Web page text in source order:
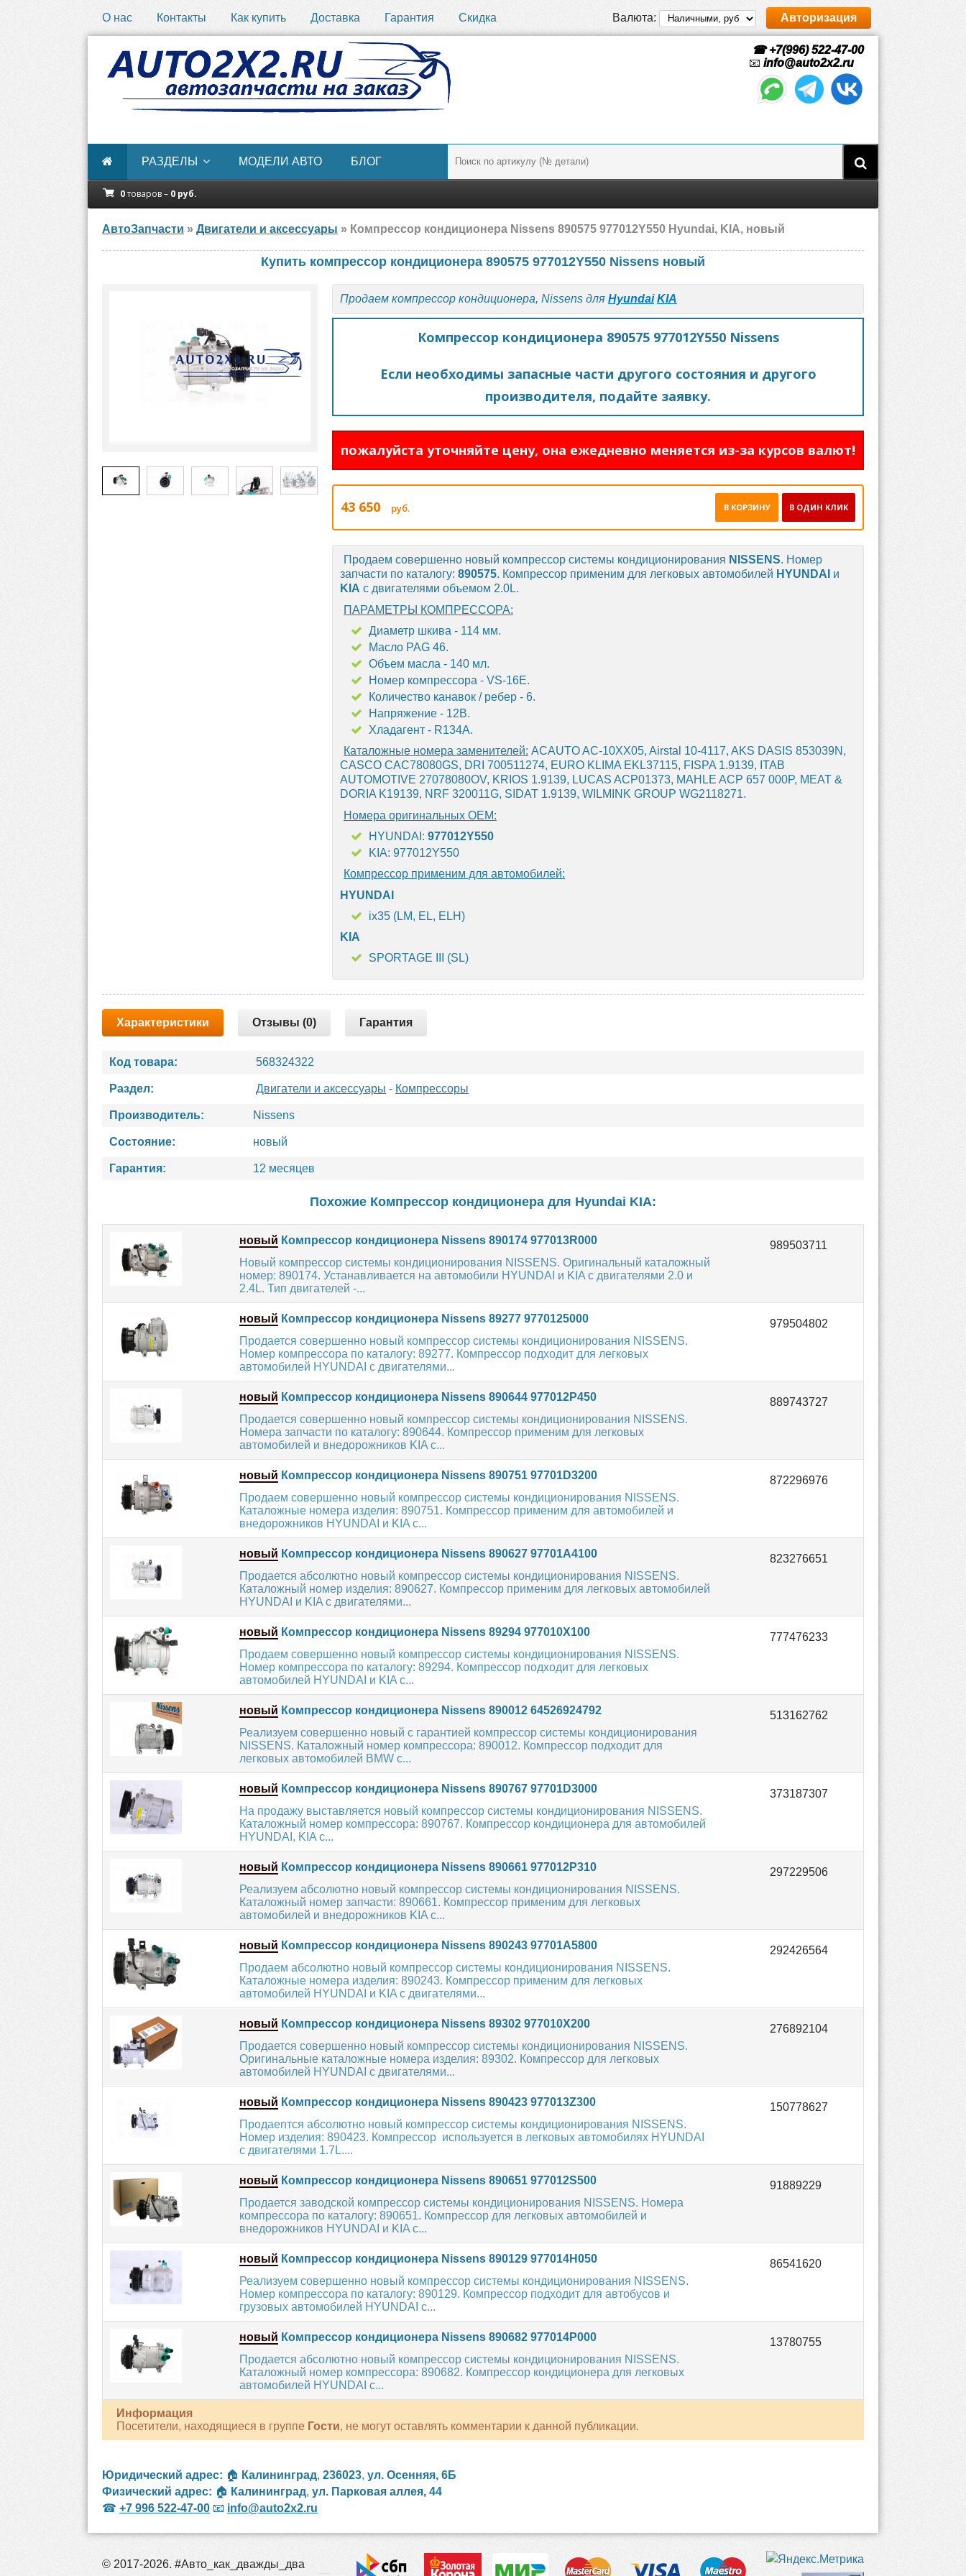
О нас Контакты Как купить Доставка Гарантия Скидка Валюта: Авторизация
☎ +7(996) 522-47-00
📧 info@auto2x2.ru
РАЗДЕЛЫ МОДЕЛИ АВТО БЛОГ
0товаров – 0 руб.
АвтоЗапчасти » Двигатели и аксессуары » Компрессор кондиционера Nissens 890575 977012Y550 Hyundai, KIA, новый
Купить компрессор кондиционера 890575 977012Y550 Nissens новый
Продаем компрессор кондиционера, Nissens для Hyundai KIA
Компрессор кондиционера 890575 977012Y550 Nissens
Если необходимы запасные части другого состояния и другого
производителя, подайте заявку.
пожалуйста уточняйте цену, она ежедневно меняется из-за курсов валют!
43 650 руб. В ОДИН КЛИК
В КОРЗИНУ
Продаем совершенно новый компрессор системы кондиционирования NISSENS. Номер
запчасти по каталогу: 890575. Компрессор применим для легковых автомобилей HYUNDAI и
KIA с двигателями объемом 2.0L.
ПАРАМЕТРЫ КОМПРЕССОРА:
Диаметр шкива - 114 мм.
Масло PAG 46.
Объем масла - 140 мл.
Номер компрессора - VS-16E.
Количество канавок / ребер - 6.
Напряжение - 12В.
Хладагент - R134A.
Каталожные номера заменителей: ACAUTO AC-10XX05, Airstal 10-4117, AKS DASIS 853039N,
CASCO CAC78080GS, DRI 700511274, EURO KLIMA EKL37115, FISPA 1.9139, ITAB
AUTOMOTIVE 27078080OV, KRIOS 1.9139, LUCAS ACP01373, MAHLE ACP 657 000P, MEAT &
DORIA K19139, NRF 320011G, SIDAT 1.9139, WILMINK GROUP WG2118271.
Номера оригинальных OEM:
HYUNDAI: 977012Y550
KIA: 977012Y550
Компрессор применим для автомобилей:
HYUNDAI
ix35 (LM, EL, ELH)
KIA
SPORTAGE III (SL)
Характеристики Отзывы (0) Гарантия
Код товара: 568324322
Раздел: Двигатели и аксессуары - Компрессоры
Производитель: Nissens
Состояние: новый
Гарантия: 12 месяцев
Похожие Компрессор кондиционера для Hyundai KIA:
новый Компрессор кондиционера Nissens 890174 977013R000
Новый компрессор системы кондиционирования NISSENS. Оригинальный каталожный
номер: 890174. Устанавливается на автомобили HYUNDAI и KIA с двигателями 2.0 и
2.4L. Тип двигателей -...
новый Компрессор кондиционера Nissens 89277 9770125000
Продается совершенно новый компрессор системы кондиционирования NISSENS.
Номер компрессора по каталогу: 89277. Компрессор подходит для легковых
автомобилей HYUNDAI с двигателями...
новый Компрессор кондиционера Nissens 890644 977012P450
Продается совершенно новый компрессор системы кондиционирования NISSENS.
Номера запчасти по каталогу: 890644. Компрессор применим для легковых
автомобилей и внедорожников KIA с...
новый Компрессор кондиционера Nissens 890751 97701D3200
Продаем совершенно новый компрессор системы кондиционирования NISSENS.
Каталожные номера изделия: 890751. Компрессор применим для автомобилей и
внедорожников HYUNDAI и KIA с...
новый Компрессор кондиционера Nissens 890627 97701A4100
Продается абсолютно новый компрессор системы кондиционирования NISSENS.
Каталожный номер изделия: 890627. Компрессор применим для легковых автомобилей
HYUNDAI и KIA с двигателями...
новый Компрессор кондиционера Nissens 89294 977010X100
Продаем совершенно новый компрессор системы кондиционирования NISSENS.
Номер компрессора по каталогу: 89294. Компрессор подходит для легковых
автомобилей HYUNDAI и KIA с...
новый Компрессор кондиционера Nissens 890012 64526924792
Реализуем совершенно новый с гарантией компрессор системы кондиционирования
NISSENS. Каталожный номер компрессора: 890012. Компрессор подходит для
легковых автомобилей BMW с...
новый Компрессор кондиционера Nissens 890767 97701D3000
На продажу выставляется новый компрессор системы кондиционирования NISSENS.
Каталожный номер компрессора: 890767. Компрессор кондиционера для автомобилей
HYUNDAI, KIA с...
новый Компрессор кондиционера Nissens 890661 977012P310
Реализуем абсолютно новый компрессор системы кондиционирования NISSENS.
Каталожный номер запчасти: 890661. Компрессор применим для легковых
автомобилей и внедорожников KIA с...
новый Компрессор кондиционера Nissens 890243 97701A5800
Продаем абсолютно новый компрессор системы кондиционирования NISSENS.
Каталожные номера изделия: 890243. Компрессор применим для легковых
автомобилей HYUNDAI и KIA с двигателями...
новый Компрессор кондиционера Nissens 89302 977010X200
Продается совершенно новый компрессор системы кондиционирования NISSENS.
Оригинальные каталожные номера изделия: 89302. Компрессор для легковых
автомобилей HYUNDAI с двигателями...
новый Компрессор кондиционера Nissens 890423 977013Z300
Продаеnтся абсолютно новый компрессор системы кондиционирования NISSENS.
Номер изделия: 890423. Компрессор используется в легковых автомобилях HYUNDAI
с двигателями 1.7L....
новый Компрессор кондиционера Nissens 890651 977012S500
Продается заводской компрессор системы кондиционирования NISSENS. Номера
компрессора по каталогу: 890651. Компрессор для легковых автомобилей и
внедорожников HYUNDAI и KIA с...
новый Компрессор кондиционера Nissens 890129 977014H050
Реализуем совершенно новый компрессор системы кондиционирования NISSENS.
Номер компрессора по каталогу: 890129. Компрессор подходит для автобусов и
грузовых автомобилей HYUNDAI с...
новый Компрессор кондиционера Nissens 890682 977014P000
Продается абсолютно новый компрессор системы кондиционирования NISSENS.
Каталожный номер компрессора: 890682. Компрессор кондиционера для легковых
автомобилей HYUNDAI с...
Информация
Посетители, находящиеся в группе Гости, не могут оставлять комментарии к данной публикации.
Юридический адрес: 🏠 Калининград, 236023, ул. Осенняя, 6Б
Физический адрес: 🏠 Калининград, ул. Парковая аллея, 44
☎ +7 996 522-47-00 📧 info@auto2x2.ru
© 2017-2026. #Авто_как_дважды_два